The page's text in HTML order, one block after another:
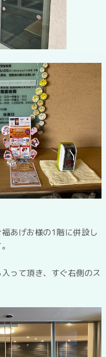
あげお様の1階に併設し
って頂き、すぐ右側のス